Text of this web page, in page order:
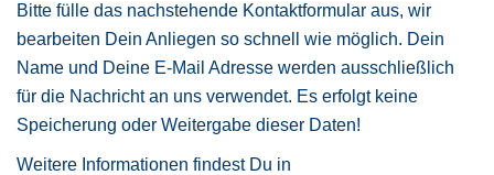
Bitte fülle das nachstehende Kontaktformular aus, wir
bearbeiten Dein Anliegen so schnell wie möglich. Dein
Name und Deine E-Mail Adresse werden ausschließlich
für die Nachricht an uns verwendet. Es erfolgt keine
Speicherung oder Weitergabe dieser Daten!
Weitere Informationen findest Du in